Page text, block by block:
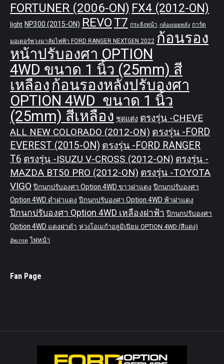
FORTUNER (2006-ON) FX4 (2012-ON)
light NP300 (2015-ON) REVOT7 กระจังหน้า กล้องถอยหลัง การ์ด
มอเตอร์พวงมาลัยไฟฟ้า FORD RANGER NEXTGEN 2022 ก้อนรอง
หน้าปรับองศา OPTION
4WD ขนาด 1 นิ้ว (25mm) สี
เหลือง ก้อนรองหลังปรับองศา
OPTION 4WD ขนาด 1 นิ้ว
(25mm) สีเหลือง ชุดแต่ง ตรงรุ่น -CHEVE
ALL NEW COLORADO (2012-ON) ตรงรุ่น -FORD
EVEREST (2015-ON) ตรงรุ่น -FORD RANGER
T6 ตรงรุ่น -ISUZU V-CROSS (2012-ON) ตรงรุ่น -
MAZDA BT50 PRO (2012-ON) ตรงรุ่น -TOYOTA
VIGO ปีกนกปรับองศา Option 4WD ขาวฝาแดง ปีกนกปรับองศา
Option 4WD ดำฝาแดง ปีกนกปรับองศา Option 4WD ฟ้าฝาแดง
ปีกนกปรับองศา Option 4WD เหลืองฝาฟ้า ปีกนกปรับองศา
Option 4WD แดงฝาดำ ห่วงโอเมก้าอลูมิเนียม OPTION 4WD (สีแดง)
อัพเกรด ไฟหน้า
Fan Page